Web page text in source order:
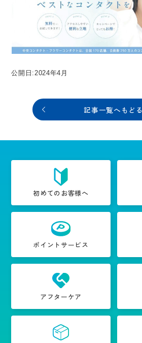
公開日:2024年4月
記事一覧へもどる
初めてのお客様へ
ポイントサービス
アフターケア